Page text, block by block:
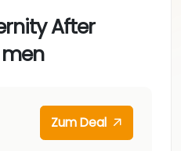
After
Zum Deal